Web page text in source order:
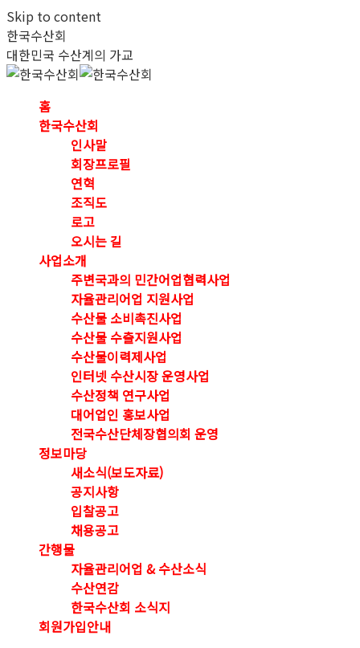
Skip to content
한국수산회
대한민국 수산계의 가교
홈
한국수산회
인사말
회장프로필
연혁
조직도
로고
오시는 길
사업소개
주변국과의 민간어업협력사업
자율관리어업 지원사업
수산물 소비촉진사업
수산물 수출지원사업
수산물이력제사업
인터넷 수산시장 운영사업
수산정책 연구사업
대어업인 홍보사업
전국수산단체장협의회 운영
정보마당
새소식(보도자료)
공지사항
입찰공고
채용공고
간행물
자율관리어업 & 수산소식
수산연감
한국수산회 소식지
회원가입안내